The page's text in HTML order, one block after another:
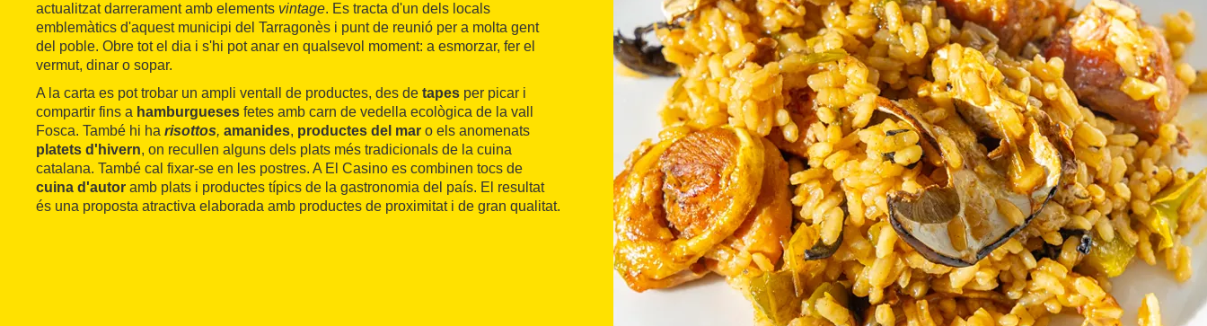
actualitzat darrerament amb elements vintage. Es tracta d'un dels locals
emblemàtics d'aquest municipi del Tarragonès i punt de reunió per a molta gent
del poble. Obre tot el dia i s'hi pot anar en qualsevol moment: a esmorzar, fer el
vermut, dinar o sopar.
A la carta es pot trobar un ampli ventall de productes, des de tapes per picar i
compartir fins a hamburgueses fetes amb carn de vedella ecològica de la vall
Fosca. També hi ha risottos, amanides, productes del mar o els anomenats
platets d'hivern, on recullen alguns dels plats més tradicionals de la cuina
catalana. També cal fixar-se en les postres. A El Casino es combinen tocs de
cuina d'autor amb plats i productes típics de la gastronomia del país. El resultat
és una proposta atractiva elaborada amb productes de proximitat i de gran qualitat.